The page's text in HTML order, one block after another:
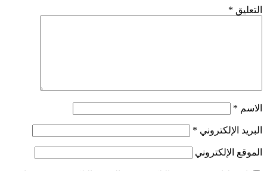
التعليق *
الاسم *
البريد الإلكتروني *
الموقع الإلكتروني